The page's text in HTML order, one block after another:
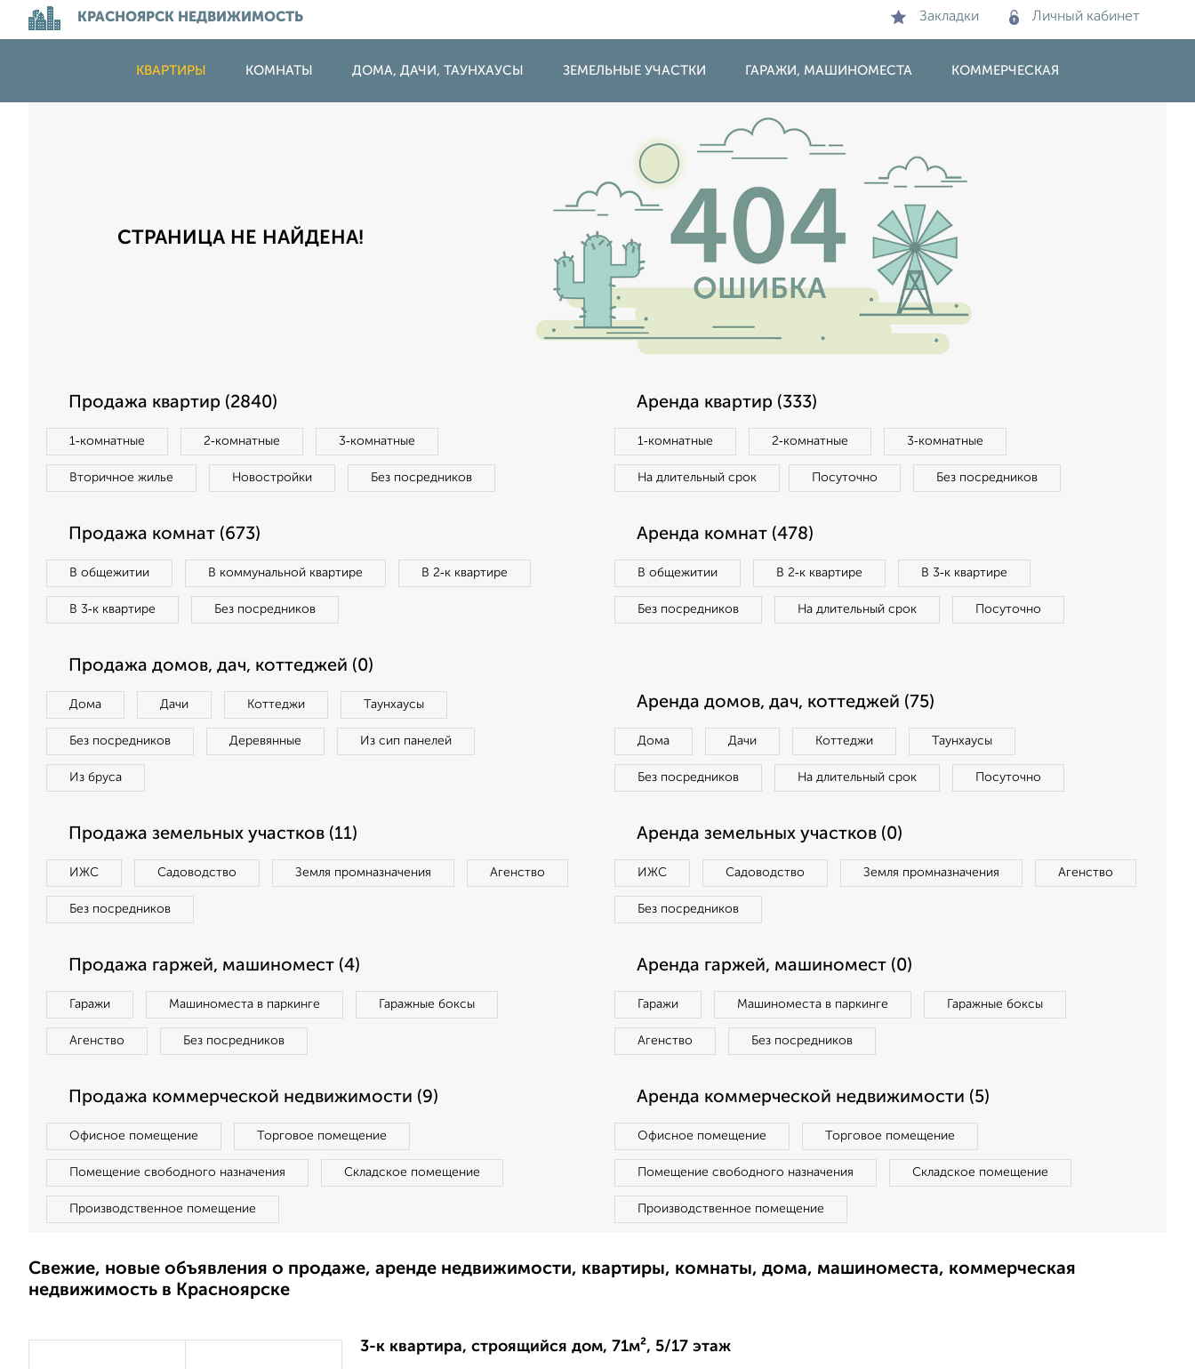
КРАСНОЯРСК НЕДВИЖИМОСТЬ Закладки Личный кабинет
КВАРТИРЫ КОМНАТЫ ДОМА, ДАЧИ, ТАУНХАУСЫ ЗЕМЕЛЬНЫЕ УЧАСТКИ ГАРАЖИ, МАШИНОМЕСТА КОММЕРЧЕСКАЯ
СТРАНИЦА НЕ НАЙДЕНА!
Продажа квартир (2840)
1‑комнатные 2‑комнатные 3‑комнатные
Вторичное жилье Новостройки Без посредников
Аренда квартир (333)
1‑комнатные 2‑комнатные 3‑комнатные
На длительный срок Посуточно Без посредников
Продажа комнат (673)
В общежитии В коммунальной квартире В 2‑к квартире
В 3‑к квартире Без посредников
Аренда комнат (478)
В общежитии В 2‑к квартире В 3‑к квартире
Без посредников На длительный срок Посуточно
Продажа домов, дач, коттеджей (0)
Дома Дачи Коттеджи Таунхаусы
Без посредников Деревянные Из сип панелей
Из бруса
Аренда домов, дач, коттеджей (75)
Дома Дачи Коттеджи Таунхаусы
Без посредников На длительный срок Посуточно
Продажа земельных участков (11)
ИЖС Садоводство Земля промназначения Агенство
Без посредников
Аренда земельных участков (0)
ИЖС Садоводство Земля промназначения Агенство
Без посредников
Продажа гаржей, машиномест (4)
Гаражи Машиноместа в паркинге Гаражные боксы
Агенство Без посредников
Аренда гаржей, машиномест (0)
Гаражи Машиноместа в паркинге Гаражные боксы
Агенство Без посредников
Продажа коммерческой недвижимости (9)
Офисное помещение Торговое помещение
Помещение свободного назначения Складское помещение
Производственное помещение
Аренда коммерческой недвижимости (5)
Офисное помещение Торговое помещение
Помещение свободного назначения Складское помещение
Производственное помещение
Свежие, новые объявления о продаже, аренде недвижимости, квартиры, комнаты, дома, машиноместа, коммерческая
недвижимость в Красноярске
3-к квартира, строящийся дом, 71м², 5/17 этаж